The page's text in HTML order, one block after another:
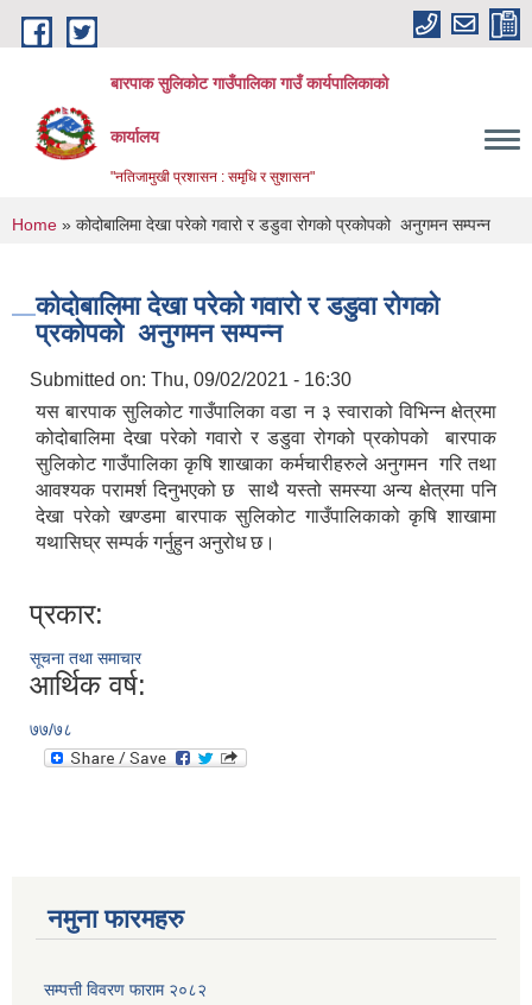
Skip to main content
बारपाक सुलिकोट गाउँपालिका गाउँ कार्यपालिकाको
कार्यालय
"नतिजामुखी प्रशासन : समृधि र सुशासन"
You are here
Home » कोदोबालिमा देखा परेको गवारो र डडुवा रोगको प्रकोपको अनुगमन सम्पन्न
कोदोबालिमा देखा परेको गवारो र डडुवा रोगको
प्रकोपको अनुगमन सम्पन्न
Submitted on: Thu, 09/02/2021 - 16:30
यस बारपाक सुलिकोट गाउँपालिका वडा न ३ स्वाराको विभिन्न क्षेत्रमा
कोदोबालिमा देखा परेको गवारो र डडुवा रोगको प्रकोपको बारपाक
सुलिकोट गाउँपालिका कृषि शाखाका कर्मचारीहरुले अनुगमन गरि तथा
आवश्यक परामर्श दिनुभएको छ साथै यस्तो समस्या अन्य क्षेत्रमा पनि
देखा परेको खण्डमा बारपाक सुलिकोट गाउँपालिकाको कृषि शाखामा
यथासिघ्र सम्पर्क गर्नुहुन अनुरोध छ।
प्रकार:
सूचना तथा समाचार
आर्थिक वर्ष:
७७/७८
नमुना फारमहरु
सम्पत्ती विवरण फाराम २०८२